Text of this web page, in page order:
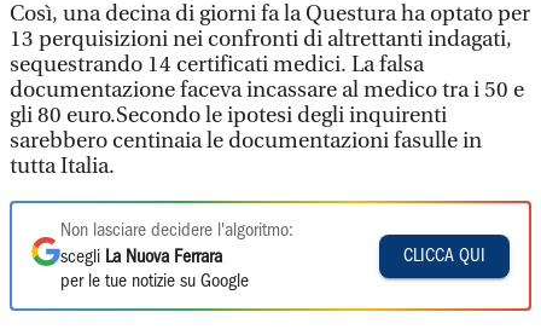
Così, una decina di giorni fa la Questura ha optato per
13 perquisizioni nei confronti di altrettanti indagati,
sequestrando 14 certificati medici. La falsa
documentazione faceva incassare al medico tra i 50 e
gli 80 euro.Secondo le ipotesi degli inquirenti
sarebbero centinaia le documentazioni fasulle in
tutta Italia.
Non lasciare decidere l'algoritmo:
scegli La Nuova Ferrara
per le tue notizie su Google
CLICCA QUI